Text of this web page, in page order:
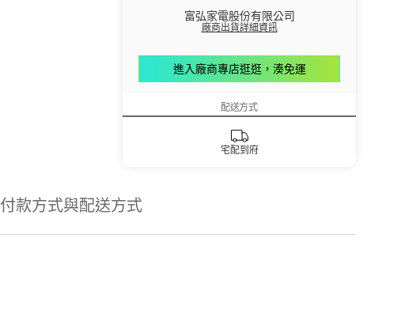
富弘家電股份有限公司
廠商出貨詳細資訊
進入廠商專店逛逛，湊免運
配送方式
宅配到府
付款方式與配送方式